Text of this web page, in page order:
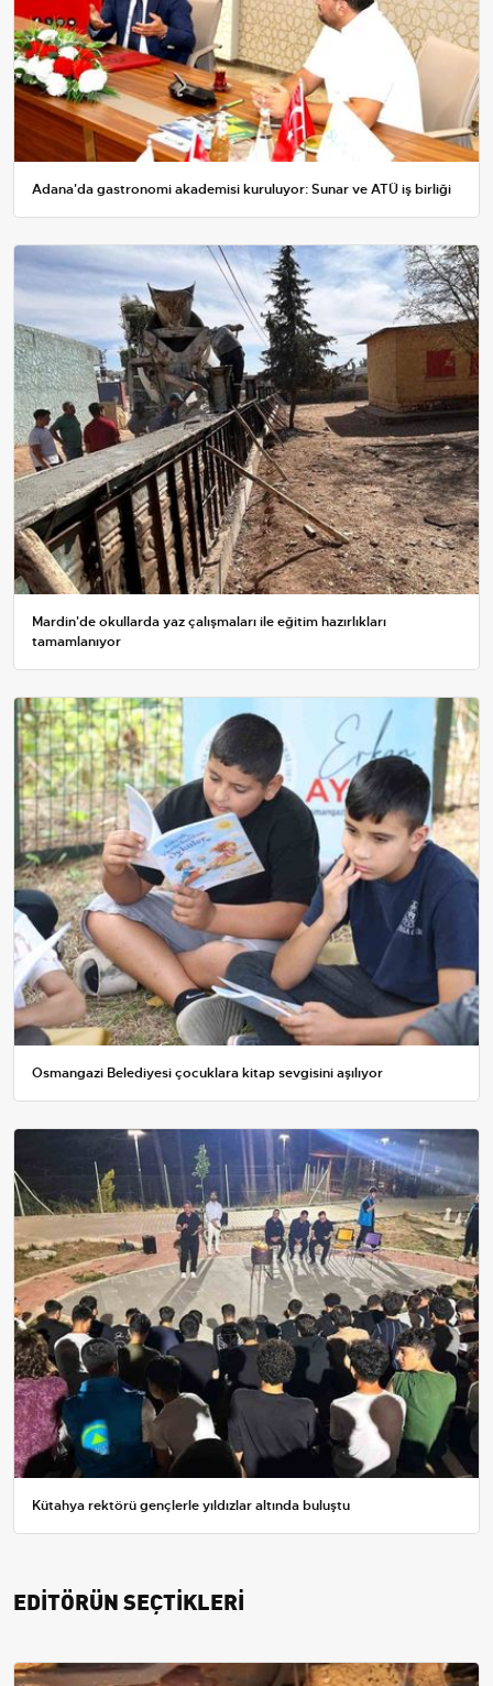
Adana'da gastronomi akademisi kuruluyor: Sunar ve ATÜ iş birliği
Mardin'de okullarda yaz çalışmaları ile eğitim hazırlıkları
tamamlanıyor
Osmangazi Belediyesi çocuklara kitap sevgisini aşılıyor
Kütahya rektörü gençlerle yıldızlar altında buluştu
EDİTÖRÜN SEÇTİKLERİ